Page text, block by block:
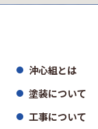
沖心組とは
塗装について
工事について